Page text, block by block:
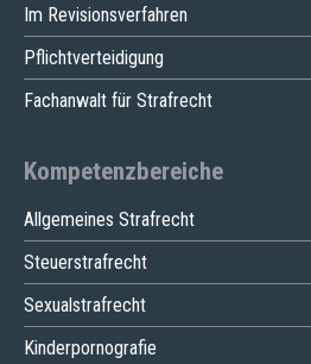
Im Revisionsverfahren
Pflichtverteidigung
Fachanwalt für Strafrecht
Kompetenzbereiche
Allgemeines Strafrecht
Steuerstrafrecht
Sexualstrafrecht
Kinderpornografie